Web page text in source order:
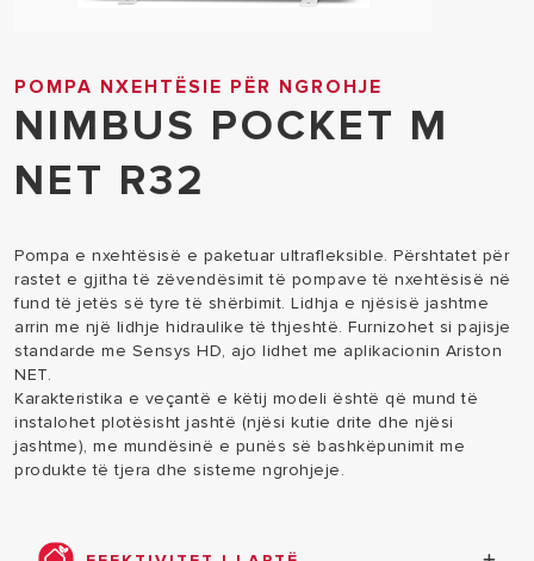
POMPA NXEHTËSIE PËR NGROHJE
NIMBUS POCKET M
NET R32
Pompa e nxehtësisë e paketuar ultrafleksible. Përshtatet për
rastet e gjitha të zëvendësimit të pompave të nxehtësisë në
fund të jetës së tyre të shërbimit. Lidhja e njësisë jashtme
arrin me një lidhje hidraulike të thjeshtë. Furnizohet si pajisje
standarde me Sensys HD, ajo lidhet me aplikacionin Ariston
NET.
Karakteristika e veçantë e këtij modeli është që mund të
instalohet plotësisht jashtë (njësi kutie drite dhe njësi
jashtme), me mundësinë e punës së bashkëpunimit me
produkte të tjera dhe sisteme ngrohjeje.